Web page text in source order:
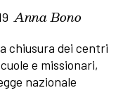
Anna Bono
chiusura dei centri
e missionari,
nazionale